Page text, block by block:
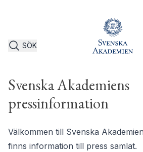
SÖK
Svenska Akademiens
pressinformation
Välkommen till Svenska
finns information till press samlat.